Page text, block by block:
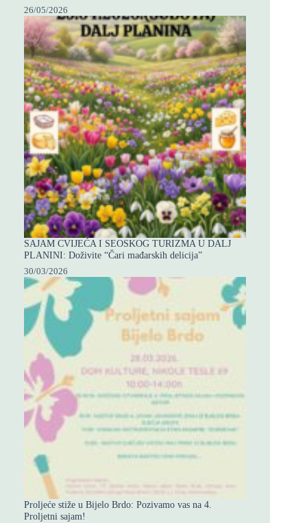
26/05/2026
SAJAM CVIJEĆA I SEOSKOG TURIZMA U DALJ
PLANINI: Doživite “Čari mađarskih delicija”
30/03/2026
Proljeće stiže u Bijelo Brdo: Pozivamo vas na 4.
Proljetni sajam!